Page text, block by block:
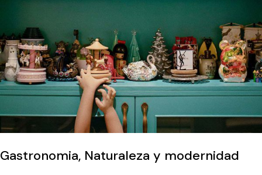
Gastronomia, Naturaleza y modernidad